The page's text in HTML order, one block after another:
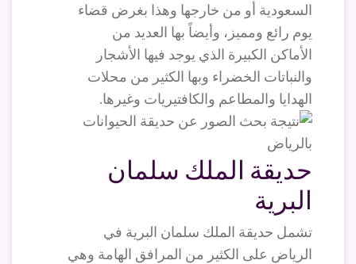
السعودية أو من خارجها وهذا بغرض قضاء
يوم رائع ومميز، وأيضاً بها العديد من
الأماكن الكبيرة الذي يوجد فيها الأشجار
والنباتات الخضراء وبها الكثير من محلات
الهدايا والمطاعم والكافتيريات وغيرها.
حديقة الملك سلمان
البرية
تشمل حديقة الملك سلمان البرية في
الرياض على الكثير من المرافق الهامة وهي